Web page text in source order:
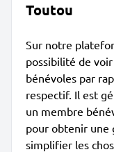
Toutou
Sur notre
possibilité de
bénévoles par
respectif. Il est
un membre
pour obtenir une
simplifier les